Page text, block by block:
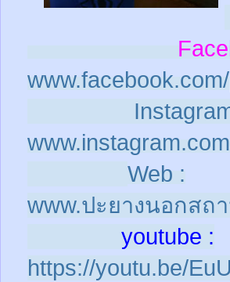
Web :
www.ปะยางนอกสถ
youtube :
https://youtu.be/